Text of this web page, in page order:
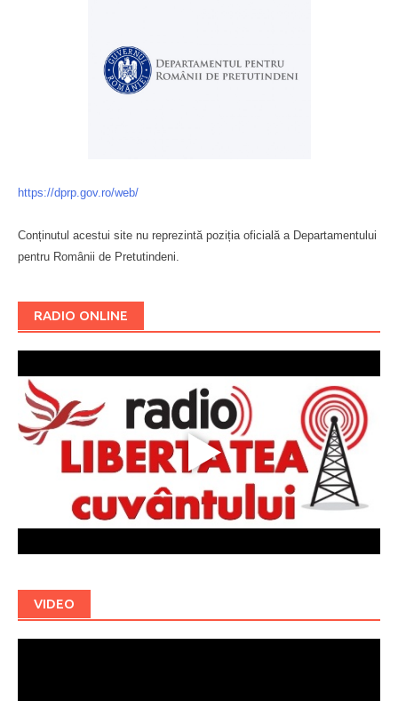
https://dprp.gov.ro/web/
Conținutul acestui site nu reprezintă poziția oficială a Departamentului
pentru Românii de Pretutindeni.
RADIO ONLINE
VIDEO